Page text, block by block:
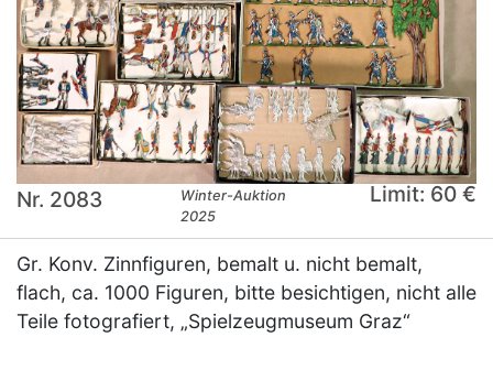
Nr. 2083
Winter-Auktion
2025
Limit: 60 €
Gr. Konv. Zinnfiguren, bemalt u. nicht bemalt,
flach, ca. 1000 Figuren, bitte besichtigen, nicht alle
Teile fotografiert, „Spielzeugmuseum Graz“